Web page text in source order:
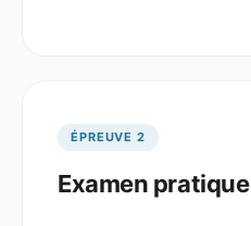
ÉPREUVE 2
Examen pratique